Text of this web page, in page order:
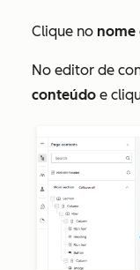
Clique no nome
No editor de
conteúdo e